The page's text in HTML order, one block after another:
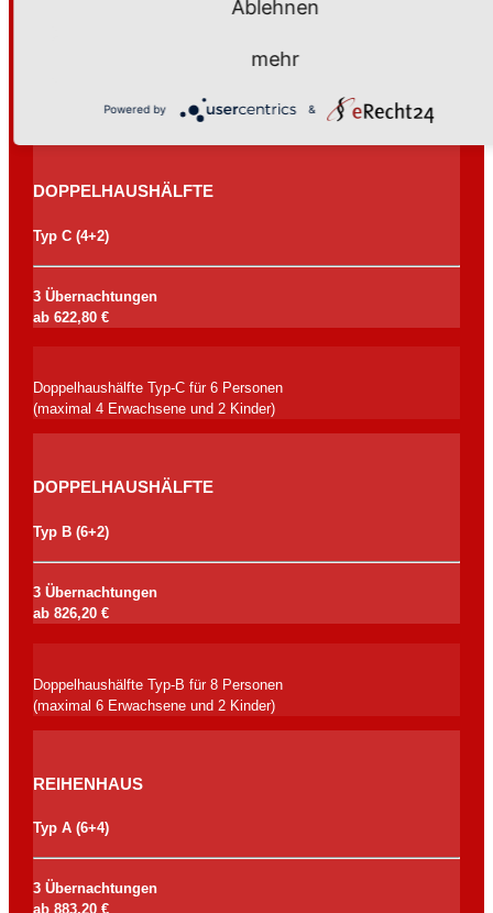
Buchbar sonntags - mittwochs
DOPPELHAUSHÄLFTE
Typ C (4+2)
3 Übernachtungen
ab 622,80 €
Doppelhaushälfte Typ-C für 6 Personen
(maximal 4 Erwachsene und 2 Kinder)
DOPPELHAUSHÄLFTE
Typ B (6+2)
3 Übernachtungen
ab 826,20 €
Doppelhaushälfte Typ-B für 8 Personen
(maximal 6 Erwachsene und 2 Kinder)
REIHENHAUS
Typ A (6+4)
3 Übernachtungen
ab 883,20 €
Ablehnen
mehr
Powered by &